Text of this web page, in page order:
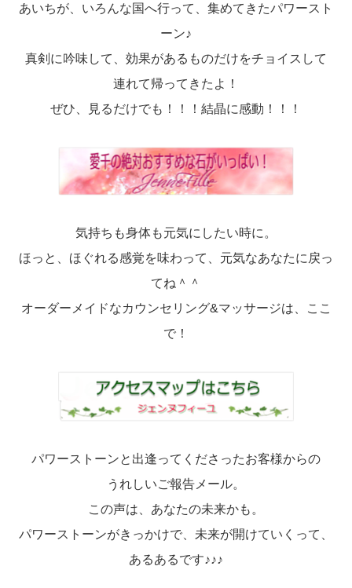
あいちが、いろんな国へ行って、集めてきたパワースト
ーン♪
真剣に吟味して、効果があるものだけをチョイスして
連れて帰ってきたよ！
ぜひ、見るだけでも！！！結晶に感動！！！
気持ちも身体も元気にしたい時に。
ほっと、ほぐれる感覚を味わって、元気なあなたに戻っ
てね＾＾
オーダーメイドなカウンセリング&マッサージは、ここ
で！
パワーストーンと出逢ってくださったお客様からの
うれしいご報告メール。
この声は、あなたの未来かも。
パワーストーンがきっかけで、未来が開けていくって、
あるあるです♪♪♪